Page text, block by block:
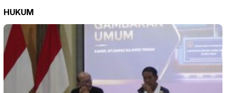
HUKUM